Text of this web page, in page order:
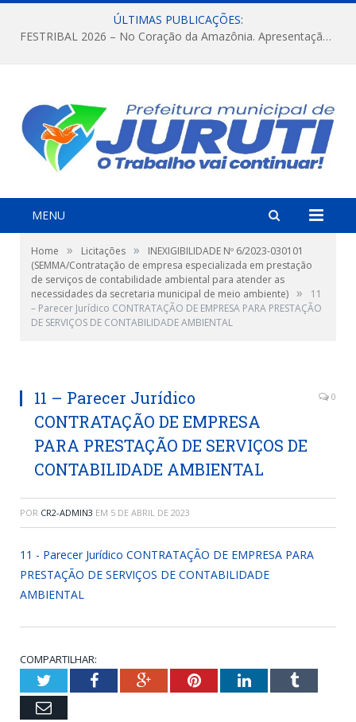
ÚLTIMAS PUBLICAÇÕES:
FESTRIBAL 2026 – No Coração da Amazônia. Apresentação da Munduruku.
MENU
Home » Licitações »
INEXIGIBILIDADE Nº 6/2023-030101
(SEMMA/Contratação de empresa especializada em prestação
de serviços de contabilidade ambiental para atender as
necessidades da secretaria municipal de meio ambiente) »
11
– Parecer Jurídico CONTRATAÇÃO DE EMPRESA PARA PRESTAÇÃO
DE SERVIÇOS DE CONTABILIDADE AMBIENTAL
11 – Parecer Jurídico
CONTRATAÇÃO DE EMPRESA
PARA PRESTAÇÃO DE SERVIÇOS DE
CONTABILIDADE AMBIENTAL
0
POR CR2-ADMIN3 EM 5 DE ABRIL DE 2023
11 - Parecer Jurídico CONTRATAÇÃO DE EMPRESA PARA
PRESTAÇÃO DE SERVIÇOS DE CONTABILIDADE
AMBIENTAL
COMPARTILHAR:
TwitterFacebookGoogle+PinterestLinkedInTumblr
Email